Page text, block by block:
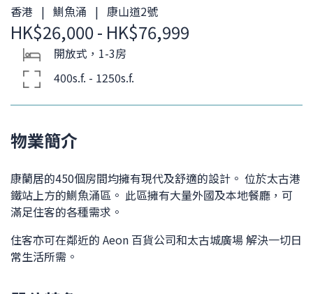
香港 | 鰂魚涌 | 康山道2號
HK$26,000 - HK$76,999
開放式，1-3房
400s.f. - 1250s.f.
物業簡介
康蘭居的450個房間均擁有現代及舒適的設計。 位於太古港
鐵站上方的鰂魚涌區。 此區擁有大量外國及本地餐廳，可
滿足住客的各種需求。
住客亦可在鄰近的 Aeon 百貨公司和太古城廣場 解決一切日
常生活所需。